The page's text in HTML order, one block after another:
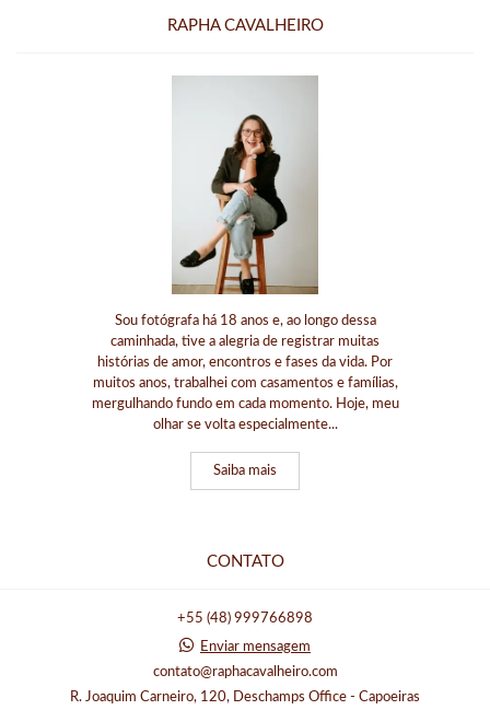
RAPHA CAVALHEIRO
Sou fotógrafa há 18 anos e, ao longo dessa
caminhada, tive a alegria de registrar muitas
histórias de amor, encontros e fases da vida. Por
muitos anos, trabalhei com casamentos e famílias,
mergulhando fundo em cada momento. Hoje, meu
olhar se volta especialmente...
Saiba mais
CONTATO
+55 (48) 999766898
Enviar mensagem
contato@raphacavalheiro.com
R. Joaquim Carneiro, 120, Deschamps Office - Capoeiras